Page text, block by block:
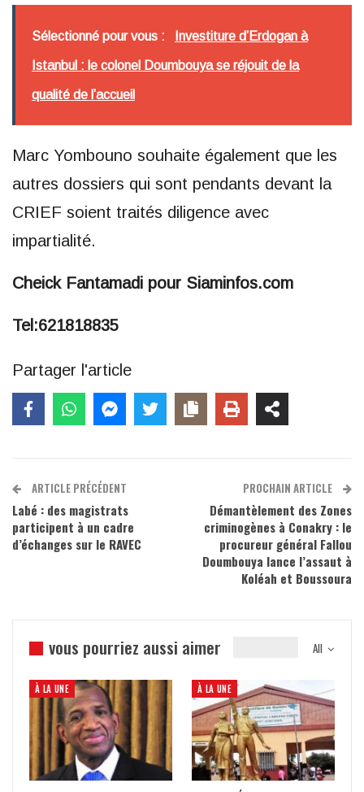
Sélectionné pour vous : Investiture d’Erdogan à
Istanbul : le colonel Doumbouya se réjouit de la
qualité de l’accueil
Marc Yombouno souhaite également que les
autres dossiers qui sont pendants devant la
CRIEF soient traités diligence avec
impartialité.
Cheick Fantamadi pour Siaminfos.com
Tel:621818835
Partager l'article
ARTICLE PRÉCÉDENT
Labé : des magistrats
participent à un cadre
d’échanges sur le RAVEC
PROCHAIN ARTICLE
Démantèlement des Zones
criminogènes à Conakry : le
procureur général Fallou
Doumbouya lance l’assaut à
Koléah et Boussoura
All
vous pourriez aussi aimer
À LA UNE À LA UNE